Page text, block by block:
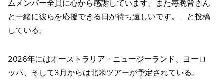
ムメンバー全員に心から感謝しています。また毎晩皆さん
と一緒に彼らを応援できる日が待ち遠しいです。」と投稿
している。
2026年にはオーストラリア・ニュージーランド、ヨーロ
ッパ、そして3月からは北米ツアーが予定されている。